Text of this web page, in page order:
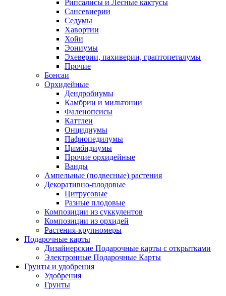
Рипсалисы и Лесные кактусы
Сансевиерии
Седумы
Хавортии
Хойи
Эониумы
Эхеверии, пахиверии, граптопеталумы
Прочие
Бонсаи
Орхидейные
Дендробиумы
Камбрии и мильтонии
Фаленопсисы
Каттлеи
Онцидиумы
Пафиопедилумы
Цимбидиумы
Прочие орхидейные
Ванды
Ампельные (подвесные) растения
Декоративно-плодовые
Цитрусовые
Разные плодовые
Композиции из суккулентов
Композиции из орхидей
Растения-крупномеры
Подарочные карты
Дизайнерские Подарочные карты с открытками
Электронные Подарочные Карты
Грунты и удобрения
Удобрения
Грунты